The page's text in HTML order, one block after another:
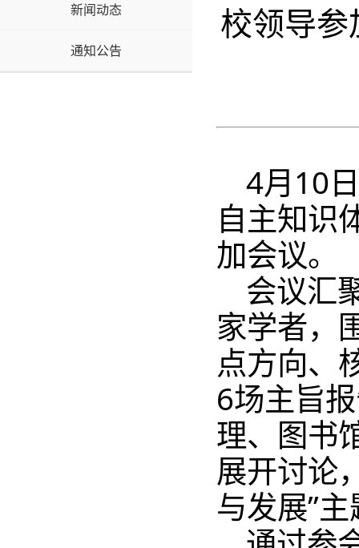
新闻动态
通知公告
校领导
4月10
自主知识
加会议。
会议汇
家学者，
点方向、
6场主旨
理、图书
展开讨论
与发展”